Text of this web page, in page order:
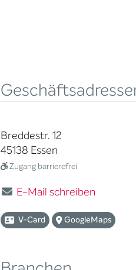
Breddestr. 12
45138 Essen
Zugang barrierefrei
E-Mail schreiben
V-Card GoogleMaps